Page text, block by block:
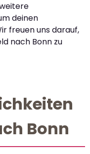
deinen
freuen uns darauf,
nach Bonn zu
Bonn